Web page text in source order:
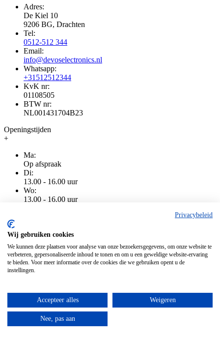
Adres:
De Kiel 10
9206 BG, Drachten
Tel:
0512-512 344
Email:
info@devoselectronics.nl
Whatsapp:
+31512512344
KvK nr:
01108505
BTW nr:
NL001431704B23
Openingstijden
+
Ma:
Op afspraak
Di:
13.00 - 16.00 uur
Wo:
13.00 - 16.00 uur
13.00 - 16.00 uur
Gesloten
Zo:
Gesloten
Algemene voorwaarden Cookiebeleid|Disclaimer
Alle genoemde prijzen zijn inclusief BTW
Alle genoemde prijzen zijn inclusief BTW
Privacybeleid
Wij gebruiken cookies
We kunnen deze plaatsen voor analyse van onze bezoekersgegevens, om onze website te
verbeteren, gepersonaliseerde inhoud te tonen en om u een geweldige website-ervaring
te bieden. Voor meer informatie over de cookies die we gebruiken opent u de
instellingen.
Accepteer alles Weigeren
Nee, pas aan